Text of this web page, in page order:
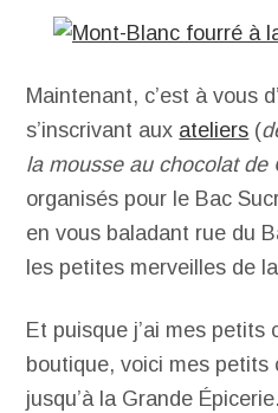
Maintenant, c’est à vous
s’inscrivant aux ateliers (
la mousse au chocolat de
organisés pour le Bac
en vous baladant rue du
les petites merveilles de
Et puisque j’ai mes petits
boutique, voici mes petits
jusqu’à la Grande